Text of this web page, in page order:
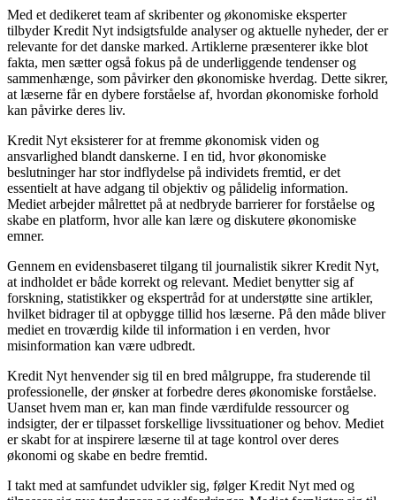
Med et dedikeret team af skribenter og økonomiske eksperter
tilbyder Kredit Nyt indsigtsfulde analyser og aktuelle nyheder, der er
relevante for det danske marked. Artiklerne præsenterer ikke blot
fakta, men sætter også fokus på de underliggende tendenser og
sammenhænge, som påvirker den økonomiske hverdag. Dette sikrer,
at læserne får en dybere forståelse af, hvordan økonomiske forhold
kan påvirke deres liv.
Kredit Nyt eksisterer for at fremme økonomisk viden og
ansvarlighed blandt danskerne. I en tid, hvor økonomiske
beslutninger har stor indflydelse på individets fremtid, er det
essentielt at have adgang til objektiv og pålidelig information.
Mediet arbejder målrettet på at nedbryde barrierer for forståelse og
skabe en platform, hvor alle kan lære og diskutere økonomiske
emner.
Gennem en evidensbaseret tilgang til journalistik sikrer Kredit Nyt,
at indholdet er både korrekt og relevant. Mediet benytter sig af
forskning, statistikker og ekspertråd for at understøtte sine artikler,
hvilket bidrager til at opbygge tillid hos læserne. På den måde bliver
mediet en troværdig kilde til information i en verden, hvor
misinformation kan være udbredt.
Kredit Nyt henvender sig til en bred målgruppe, fra studerende til
professionelle, der ønsker at forbedre deres økonomiske forståelse.
Uanset hvem man er, kan man finde værdifulde ressourcer og
indsigter, der er tilpasset forskellige livssituationer og behov. Mediet
er skabt for at inspirere læserne til at tage kontrol over deres
økonomi og skabe en bedre fremtid.
I takt med at samfundet udvikler sig, følger Kredit Nyt med og